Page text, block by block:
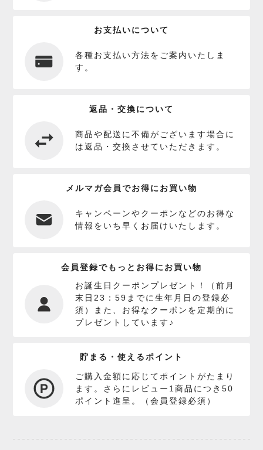
お支払いについて
各種お支払い方法をご案内いたしま
す。
返品・交換について
商品や配送に不備がございます場合に
は返品・交換させていただきます。
メルマガ会員でお得にお買い物
キャンペーンやクーポンなどのお得な
情報をいち早くお届けいたします。
会員登録でもっとお得にお買い物
お誕生日クーポンプレゼント！（前月
末日23：59までに生年月日の登録必
須）また、お得なクーポンを定期的に
プレゼントしています♪
貯まる・使えるポイント
ご購入金額に応じてポイントがたまり
ます。さらにレビュー1商品につき50
ポイント進呈。（会員登録必須）